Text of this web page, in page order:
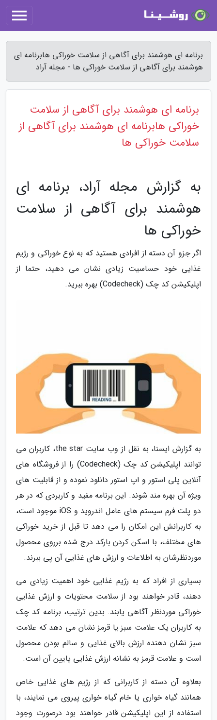
برنامه ای هوشمند برای آگاهی از سلامت خوراکی هابرنامه ای
هوشمند برای آگاهی از سلامت خوراکی ها - مجله آراد
برنامه ای هوشمند برای آگاهی از سلامت
خوراکی هابرنامه ای هوشمند برای آگاهی از
سلامت خوراکی ها
به گزارش مجله آراد، برنامه ای
هوشمند برای آگاهی از سلامت
خوراکی ها
اگر جزو آن دسته از افرادی هستید که به نوع خوراکی و رژیم
غذایی خود حساسیت زیادی نشان می دهید، حتما از
اپلیکیشن کد چک (Codecheck) بهره ببرید.
به گزارش ایسنا، به نقل از وب سایت the star، کاربران می
توانند اپلیکیشن کد چک (Codecheck) را از فروشگاه های
آنلاین پلی استور و اپ استور دانلود نموده و از قابلیت های
ویژه آن بهره مند شوند. این برنامه مفید و کاربردی که در هر
دو پلت فرم سیستم های عامل اندروید و iOS موجود است،
به کاربرانش این امکان را می دهد تا قبل از خرید خوراکی
های مختلف، با اسکن کردن بارکد درج شده برروی محصول
موردنظرشان به اطلاعات و ارزش های غذایی آن پی ببرند.
بسیاری از افراد که به رژیم غذایی خود اهمیت زیادی می
دهند، قادر خواهند بود از سلامت محتویات و ارزش غذایی
خوراکی موردنظر آگاهی یابند. بدین ترتیب، برنامه کد چک
به کاربران یک علامت سبز یا قرمز نشان می دهد که علامت
سبز نشان دهنده ارزش بالای غذایی و سالم بودن محصول
است و علامت قرمز به نشانه ارزش غذایی پایین آن است.
بعلاوه آن دسته از کاربرانی که از رژیم های غذایی خاص
همانند گیاه خواری یا خام گیاه خواری پیروی می نمایند، با
استفاده از این اپلیکیشن قادر خواهند بود درصورت وجود